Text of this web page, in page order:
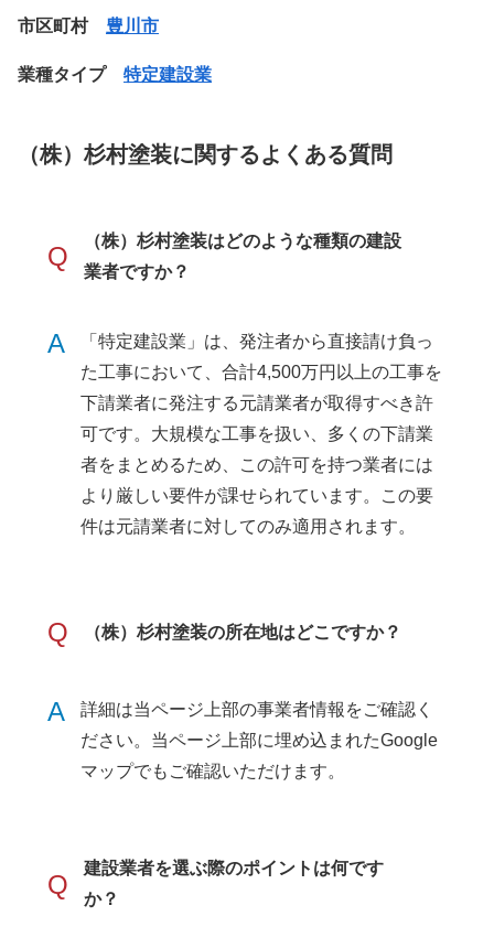
市区町村 豊川市
業種タイプ 特定建設業
（株）杉村塗装に関するよくある質問
Q
（株）杉村塗装はどのような種類の建設
業者ですか？
A
「特定建設業」は、発注者から直接請け負っ
た工事において、合計4,500万円以上の工事を
下請業者に発注する元請業者が取得すべき許
可です。大規模な工事を扱い、多くの下請業
者をまとめるため、この許可を持つ業者には
より厳しい要件が課せられています。この要
件は元請業者に対してのみ適用されます。
Q （株）杉村塗装の所在地はどこですか？
A
詳細は当ページ上部の事業者情報をご確認く
ださい。当ページ上部に埋め込まれたGoogle
マップでもご確認いただけます。
Q
建設業者を選ぶ際のポイントは何です
か？